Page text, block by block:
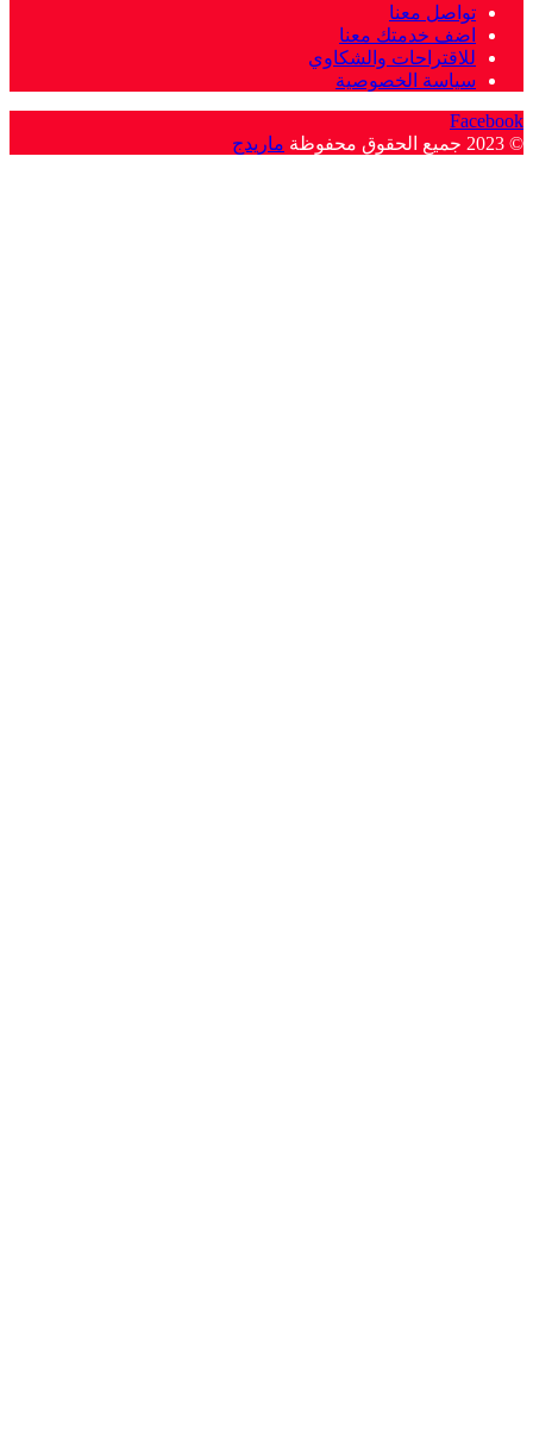
تواصل معنا
اضف خدمتك معنا
للاقتراحات والشكاوي
سياسة الخصوصية
Facebook
© 2023 جميع الحقوق محفوظة
ماريدج